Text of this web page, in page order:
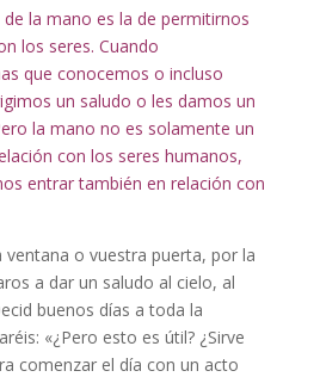
la mano es la de permitirnos
los seres. Cuando
que conocemos o incluso
un saludo o les damos un
la mano no es solamente un
con los seres humanos,
entrar también en relación con
ventana o vuestra puerta, por la
a dar un saludo al cielo, al
buenos días a toda la
«¿Pero esto es útil? ¿Sirve
comenzar el día con un acto